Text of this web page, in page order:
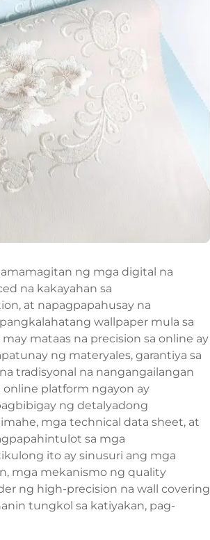
ng mga digital na
na kakayahan sa
at napagpapahusay na
wallpaper mula sa
mataas na precision sa online ay
ng materyales, garantiya sa
tradisyonal na nangangailangan
online platform ngayon ay
ng detalyadong
mga technical data sheet, at
sa mga
ito ay sinusuri ang mga
mga mekanismo ng quality
ng high-precision na wall covering
tungkol sa katiyakan, pag-